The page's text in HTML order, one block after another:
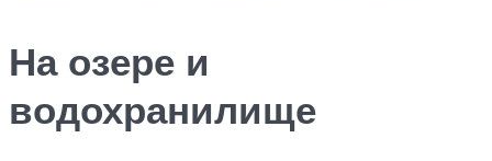
На озере и
водохранилище